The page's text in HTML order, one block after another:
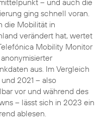
– und auch die
ging schnell voran.
die Mobilität in
verändert hat, wertet
Mobility Monitor
aus. Im Vergleich
2021 – also
vor und während des
– lässt sich in 2023 ein
ablesen.